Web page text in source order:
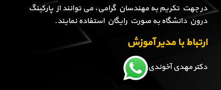
در جهت تکریم به مهندسان گرامی، می توانند از پارکینگ
درون دانشگاه به صورت رایگان استفاده نمایند.
ارتباط با مدیر آموزش
دکتر مهدی آخوندی